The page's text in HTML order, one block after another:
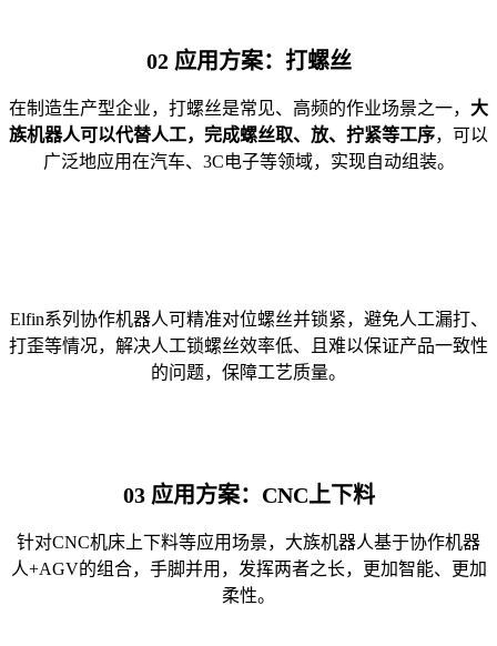
02 应用方案：打螺丝
在制造生产型企业，打螺丝是常见、高频的作业场景之一， 大
族机器人可以代替人工，完成螺丝取、放、拧紧等工序，可以
广泛地应用在汽车、3C电子等领域，实现自动组装。
Elfin系列协作机器人可精准对位螺丝并锁紧，避免人工漏打、
打歪等情况，解决人工锁螺丝效率低、且难以保证产品一致性
的问题，保障工艺质量。
03 应用方案：CNC上下料
针对CNC机床上下料等应用场景，大族机器人基于协作机器
人+AGV的组合，手脚并用，发挥两者之长，更加智能、更加
柔性。